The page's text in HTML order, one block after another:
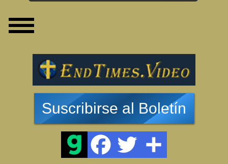
Suscribirse al Boletín